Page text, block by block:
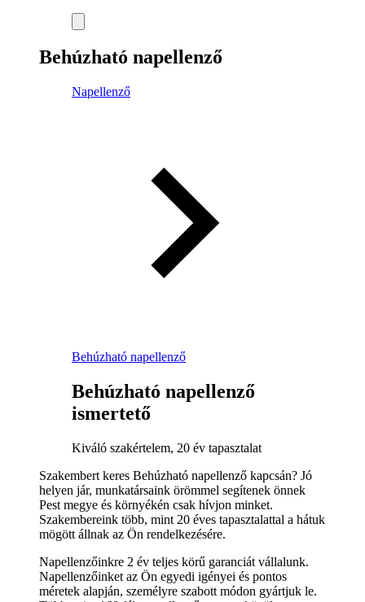
Behúzható napellenző
Napellenző
Behúzható napellenző
Behúzható napellenző
ismertető
Kiváló szakértelem, 20 év tapasztalat
Szakembert keres Behúzható napellenző kapcsán? Jó
helyen jár, munkatársaink örömmel segítenek önnek
Pest megye és környékén csak hívjon minket.
Szakembereink több, mint 20 éves tapasztalattal a hátuk
mögött állnak az Ön rendelkezésére.
Napellenzőinkre 2 év teljes körű garanciát vállalunk.
Napellenzőinket az Ön egyedi igényei és pontos
méretek alapján, személyre szabott módon gyártjuk le.